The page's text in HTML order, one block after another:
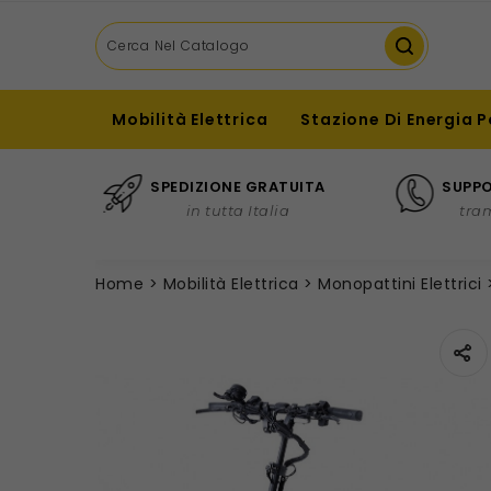
Mobilità Elettrica Stazione Di Energia
SPEDIZIONE GRATUITA
in tutta Italia
Home Mobilità Elettrica Monopattini Elettrici